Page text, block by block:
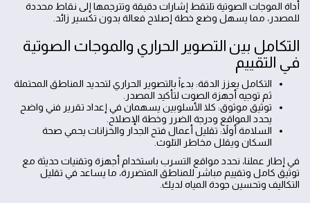
أداة الموجات الصوتية تلتقط إشارات دقيقة وتترجمها إلى نقاط محددة
للمصدر، مما يسهل وضع خطة إصلاح فعالة بدون تكسير زائد.
التكامل بين التصوير الحراري والموجات الصوتية
في التقييم
التكامل يعزز الدقة: بدءاً بالتصوير الحراري لتحديد المناطق المحتملة
ثم توجيه أجهزة الصوت لتأكيد المصدر.
توثيق موثوق: كلا الأسلوبين يسهمان في إعداد تقرير فني واضح
يحدد المواقع ودرجة الضرر وخطة الإصلاح.
السلامة أولاً: تقليل أعمال فتح الجدار والخزانات يحمي صحة
السكان ويقلل مخاطر التلوث.
في إطار عملنا، نحدد مواقع التسرب باستخدام أجهزة وتقنيات حديثة مع
توثيق كامل وتقييم مباشر للمناطق المتضررة، ما يساعد في تقليل
التكاليف وتحسين جودة المياه لديك.